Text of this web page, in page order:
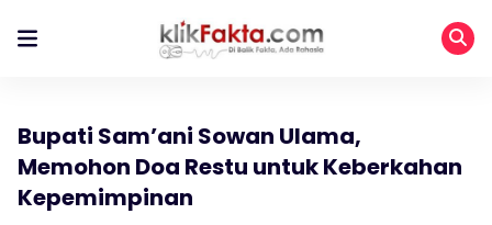
Bupati Sam’ani Sowan Ulama,
Memohon Doa Restu untuk Keberkahan
Kepemimpinan